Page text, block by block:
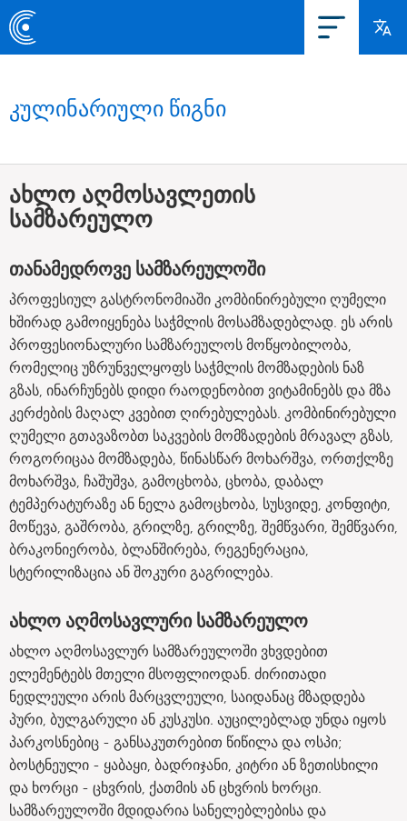
კულინარიული წიგნი
ახლო აღმოსავლეთის
სამზარეულო
თანამედროვე სამზარეულოში
პროფესიულ გასტრონომიაში კომბინირებული ღუმელი
ხშირად გამოიყენება საჭმლის მოსამზადებლად. ეს არის
პროფესიონალური სამზარეულოს მოწყობილობა,
რომელიც უზრუნველყოფს საჭმლის მომზადების ნაზ
გზას, ინარჩუნებს დიდი რაოდენობით ვიტამინებს და მზა
კერძების მაღალ კვებით ღირებულებას. კომბინირებული
ღუმელი გთავაზობთ საკვების მომზადების მრავალ გზას,
როგორიცაა მომზადება, წინასწარ მოხარშვა, ორთქლზე
მოხარშვა, ჩაშუშვა, გამოცხობა, ცხობა, დაბალ
ტემპერატურაზე ან ნელა გამოცხობა, სუსვიდე, კონფიტი,
მოწევა, გაშრობა, გრილზე, გრილზე, შემწვარი, შემწვარი,
ბრაკონიერობა, ბლანშირება, რეგენერაცია,
სტერილიზაცია ან შოკური გაგრილება.
ახლო აღმოსავლური სამზარეულო
ახლო აღმოსავლურ სამზარეულოში ვხვდებით
ელემენტებს მთელი მსოფლიოდან. ძირითადი
ნედლეული არის მარცვლეული, საიდანაც მზადდება
პური, ბულგარული ან კუსკუსი. აუცილებლად უნდა იყოს
პარკოსნებიც - განსაკუთრებით წიწილა და ოსპი;
ბოსტნეული - ყაბაყი, ბადრიჯანი, კიტრი ან ზეთისხილი
და ხორცი - ცხვრის, ქათმის ან ცხვრის ხორცი.
სამზარეულოში მდიდარია სანელებლებისა და